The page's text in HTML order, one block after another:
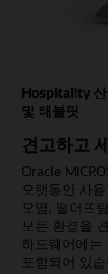
Hospitality
및 태블릿
견고하고
Oracle
오랫동안 사
오염, 떨어뜨
모든 환경을
하드웨어에는
포함되어 있습